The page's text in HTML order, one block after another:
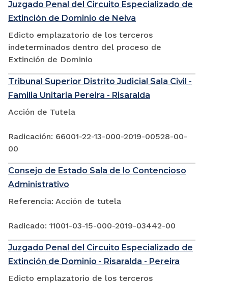
Juzgado Penal del Circuito Especializado de
Extinción de Dominio de Neiva
Edicto emplazatorio de los terceros
indeterminados dentro del proceso de
Extinción de Dominio
Tribunal Superior Distrito Judicial Sala Civil -
Familia Unitaria Pereira - Risaralda
Acción de Tutela
Radicación: 66001-22-13-000-2019-00528-00-
00
Consejo de Estado Sala de lo Contencioso
Administrativo
Referencia: Acción de tutela
Radicado: 11001-03-15-000-2019-03442-00
Juzgado Penal del Circuito Especializado de
Extinción de Dominio - Risaralda - Pereira
Edicto emplazatorio de los terceros